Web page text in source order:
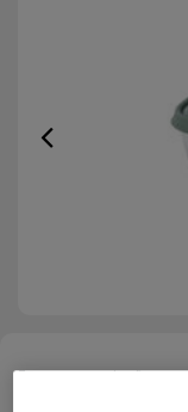
Previous
Faça a sua avaliação